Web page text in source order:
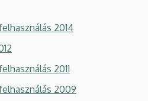
2014
2011
2009